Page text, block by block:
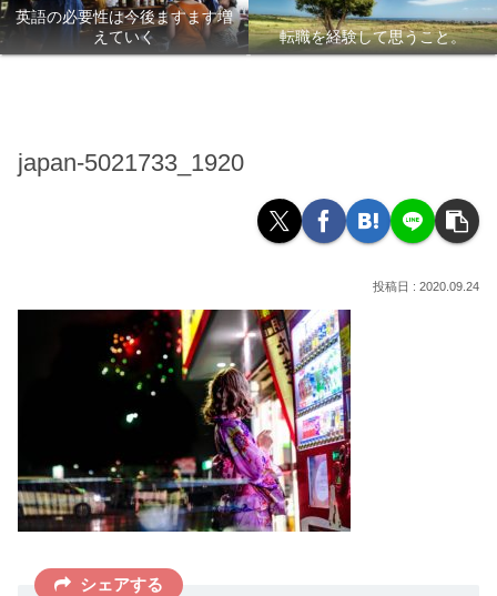
英語の必要性は今後ますます増
えていく
転職を経験して思うこと。
japan-5021733_1920
2020.09.24
シェアする